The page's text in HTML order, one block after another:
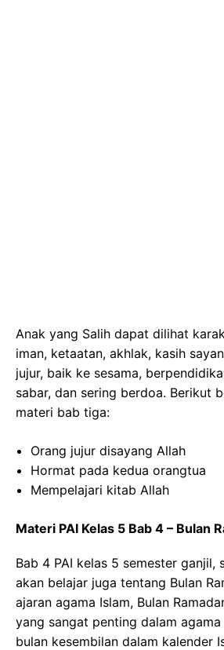
Anak yang Salih dapat dilihat
iman, ketaatan, akhlak, kasih
jujur, baik ke sesama,
sabar, dan sering berdoa. Berikut
materi bab tiga:
Orang jujur disayang Allah
Hormat pada kedua orangtua
Mempelajari kitab Allah
Materi PAI Kelas 5 Bab 4 – Bulan
Bab 4 PAI kelas 5 semester ganjil,
akan belajar juga tentang Bulan
ajaran agama Islam, Bulan
yang sangat penting dalam agama
bulan kesembilan dalam kalender